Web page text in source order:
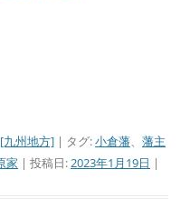
[九州地方] | タグ:小倉藩
藩主
家 | 投稿日: 2023年1月19日 |